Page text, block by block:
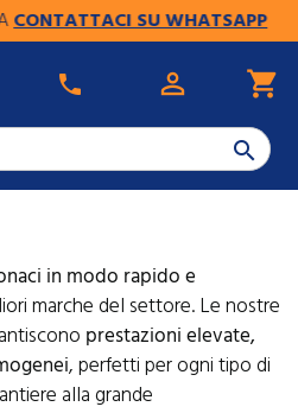
SU WHATSAPP

phone  shopping_cart
in modo rapido e
marche del settore. Le nostre
prestazioni elevate,
, perfetti per ogni tipo di
alla grande